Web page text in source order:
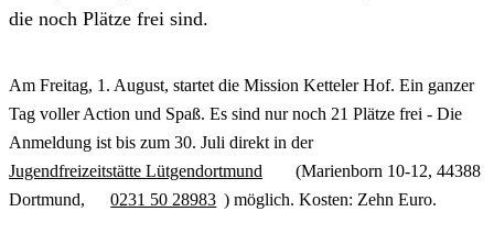
die noch Plätze frei sind.
Am Freitag, 1. August, startet die Mission Ketteler Hof. Ein ganzer
Tag voller Action und Spaß. Es sind nur noch 21 Plätze frei - Die
Anmeldung ist bis zum 30. Juli direkt in der
Jugendfreizeitstätte Lütgendortmund
(Marienborn 10-12, 44388
Dortmund,
0231 50 28983 ) möglich. Kosten: Zehn Euro.